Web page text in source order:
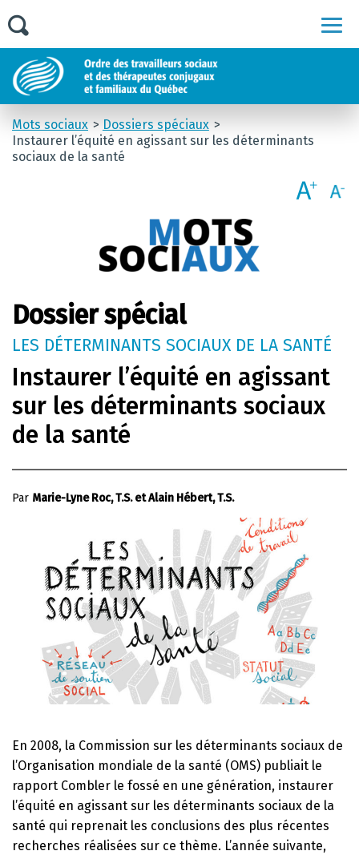
Mots sociaux
Dossiers spéciaux
Instaurer l’équité en agissant sur les déterminants
sociaux de la santé
Dossier spécial
LES DÉTERMINANTS SOCIAUX DE LA SANTÉ
Instaurer l’équité en agissant
sur les déterminants sociaux
de la santé
Par Marie-Lyne Roc, T.S. et Alain Hébert, T.S.
En 2008, la Commission sur les déterminants sociaux de
l’Organisation mondiale de la santé (OMS) publiait le
rapport Combler le fossé en une génération, instaurer
l’équité en agissant sur les déterminants sociaux de la
santé qui reprenait les conclusions des plus récentes
recherches réalisées sur ce thème. L’année suivante,